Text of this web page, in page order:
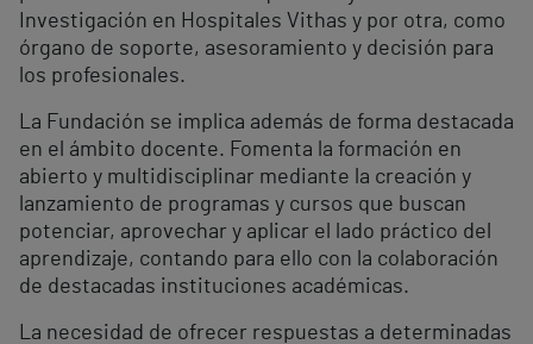
Investigación en Hospitales Vithas y por otra, como
órgano de soporte, asesoramiento y decisión para
los profesionales.
La Fundación se implica además de forma destacada
en el ámbito docente. Fomenta la formación en
abierto y multidisciplinar mediante la creación y
lanzamiento de programas y cursos que buscan
potenciar, aprovechar y aplicar el lado práctico del
aprendizaje, contando para ello con la colaboración
de destacadas instituciones académicas.
La necesidad de ofrecer respuestas a determinadas